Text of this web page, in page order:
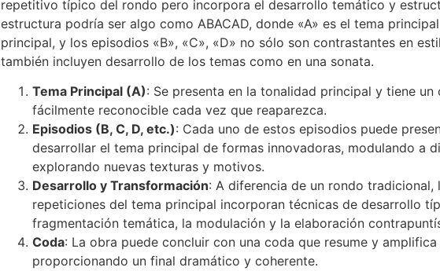
repetitivo típico del rondo pero incorpora el desarrollo temático y
estructura podría ser algo como ABACAD, donde «A» es el tema
principal, y los episodios «B», «C», «D» no sólo son contrastantes en
también incluyen desarrollo de los temas como en una sonata.
Tema Principal (A): Se presenta en la tonalidad principal y tiene
fácilmente reconocible cada vez que reaparezca.
Episodios (B, C, D, etc.): Cada uno de estos episodios puede
desarrollar el tema principal de formas innovadoras, modulando a
explorando nuevas texturas y motivos.
Desarrollo y Transformación: A diferencia de un rondo tradicional,
repeticiones del tema principal incorporan técnicas de desarrollo
fragmentación temática, la modulación y la elaboración
Coda: La obra puede concluir con una coda que resume y
proporcionando un final dramático y coherente.